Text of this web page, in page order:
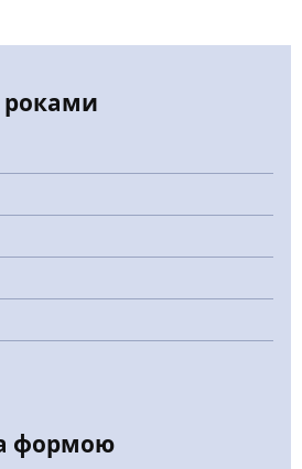
роками
формою